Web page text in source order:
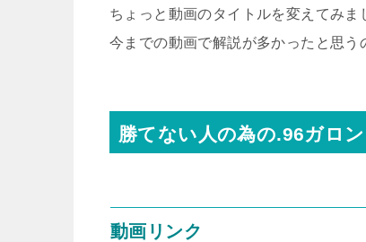
ちょっと動画のタイトルを変えてみま
今までの動画で解説が多かったと思う
勝てない人の為の.96ガロ
動画リンク